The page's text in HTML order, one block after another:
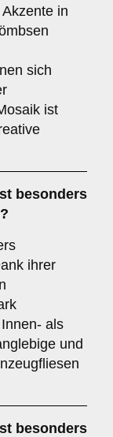
in
sich
ist
besonders
ihrer
als
und
besonders